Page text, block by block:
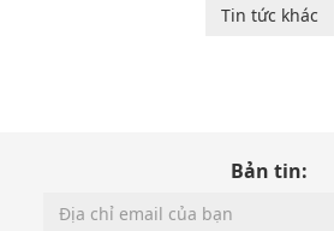
Tin tức khác
Bản tin: